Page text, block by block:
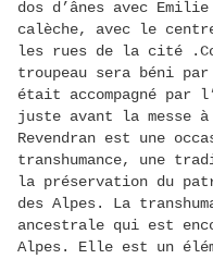
dos d’ânes avec
calèche, avec le
les rues de la cité
troupeau sera béni
était accompagné par
juste avant la messe à
Revendran est une
transhumance, une
la préservation du
des Alpes. La
ancestrale qui est
Alpes. Elle est un